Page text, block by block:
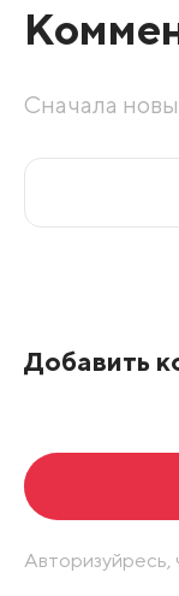
Сначала
Добавить
Авторизуйресь,